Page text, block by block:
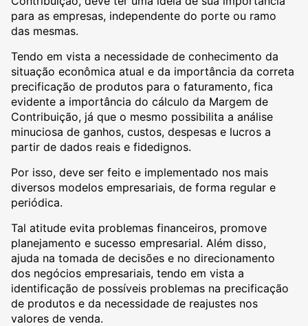
para as empresas, independente do porte ou ramo
das mesmas.
Tendo em vista a necessidade de conhecimento da
situação econômica atual e da importância da correta
precificação de produtos para o faturamento, fica
evidente a importância do cálculo da Margem de
Contribuição, já que o mesmo possibilita a análise
minuciosa de ganhos, custos, despesas e lucros a
partir de dados reais e fidedignos.
Por isso, deve ser feito e implementado nos mais
diversos modelos empresariais, de forma regular e
periódica.
Tal atitude evita problemas financeiros, promove
planejamento e sucesso empresarial. Além disso,
ajuda na tomada de decisões e no direcionamento
dos negócios empresariais, tendo em vista a
identificação de possíveis problemas na precificação
de produtos e da necessidade de reajustes nos
valores de venda.